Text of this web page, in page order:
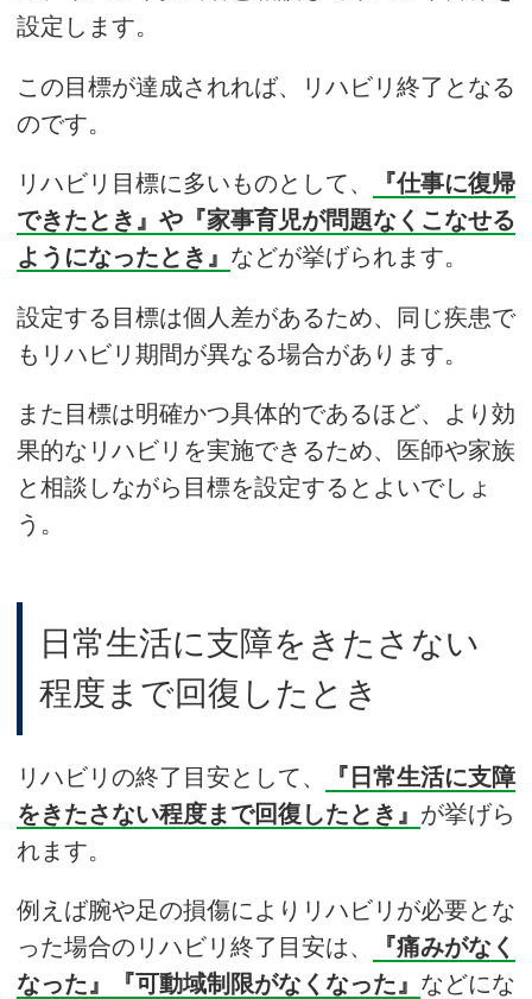
設定します。
この目標が達成されれば、リハビリ終了となる
のです。
リハビリ目標に多いものとして、
『仕事に復帰
できたとき』や『家事育児が問題なくこなせる
ようになったとき』 などが挙げられます。
設定する目標は個人差があるため、同じ疾患で
もリハビリ期間が異なる場合があります。
また目標は明確かつ具体的であるほど、より効
果的なリハビリを実施できるため、医師や家族
と相談しながら目標を設定するとよいでしょ
う。
日常生活に支障をきたさない
程度まで回復したとき
リハビリの終了目安として、
『日常生活に支障
をきたさない程度まで回復したとき』 が挙げら
れます。
例えば腕や足の損傷によりリハビリが必要とな
った場合のリハビリ終了目安は、
『痛みがなく
なった』『可動域制限がなくなった』 などにな